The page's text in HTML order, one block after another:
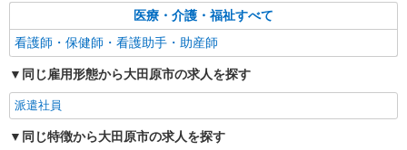
医療・介護・福祉すべて
看護師・保健師・看護助手・助産師
同じ雇用形態から大田原市の求人を探す
派遣社員
同じ特徴から大田原市の求人を探す